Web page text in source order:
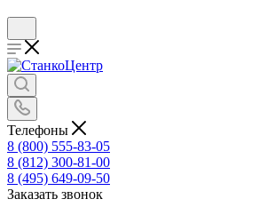
Телефоны
8 (800) 555-83-05
8 (812) 300-81-00
8 (495) 649-09-50
Заказать звонок